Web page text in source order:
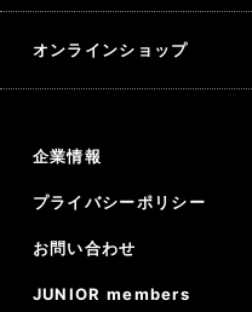
オンラインショップ
企業情報
プライバシーポリシー
お問い合わせ
JUNIOR members